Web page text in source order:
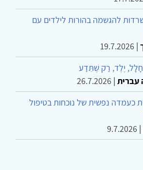
להגשמה בהורות לילדים עם
|
19.7.2026
יֶלֶד, רַק שֶׁתֵּדַע
עברית |
26.7.2026
כעמדה נפשית של נוכחות בטיפול
|
9.7.2026